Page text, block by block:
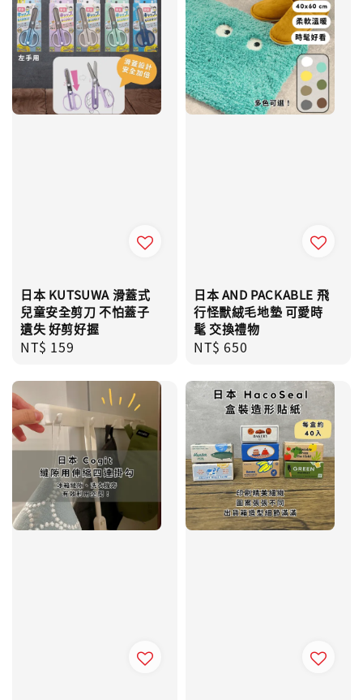
日本 KUTSUWA 滑蓋式
兒童安全剪刀 不怕蓋子
遺失 好剪好握
Regular
NT$ 159
日本 AND PACKABLE 飛
行怪獸絨毛地墊 可愛時
髦 交換禮物
Regular
NT$ 650